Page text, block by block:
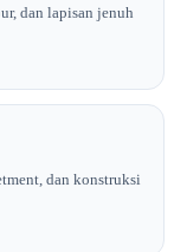
dan lapisan jenuh
dan konstruksi